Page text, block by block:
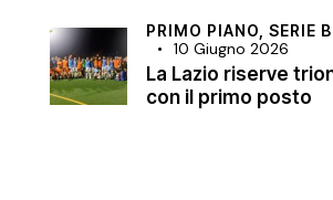
PRIMO PIANO, SERIE
10 Giugno 2026
La Lazio riserve
con il primo posto